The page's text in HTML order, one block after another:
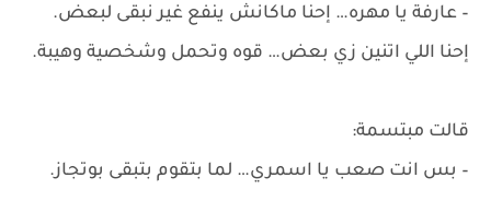
– عارفة يا مهره… إحنا ماكانش ينفع غير نبقى لبعض.
إحنا اللي اتنين زي بعض… قوه وتحمل وشخصية وهيبة.
قالت مبتسمة:
– بس انت صعب يا اسمري… لما بتقوم بتبقى بوتجاز.